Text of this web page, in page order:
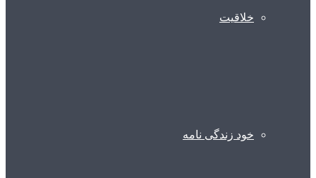
خلاقیت
خود زندگی نامه